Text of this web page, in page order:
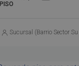
PISO
Sucursal (Barrio Sector Sur)